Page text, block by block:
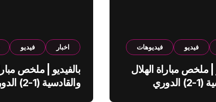
فيديو فيديوهات
| ملخص مباراة الهلال
والقادسية (1-2) الدوري
اخبار فيديو
بالفيديو | ملخص
والقادسية (1-